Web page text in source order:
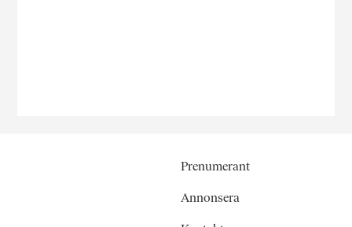
Prenumerant
Annonsera